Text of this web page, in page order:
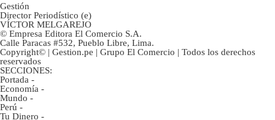
Gestión
Director Periodístico (e)
VÍCTOR MELGAREJO
© Empresa Editora El Comercio S.A.
Calle Paracas #532, Pueblo Libre, Lima.
Copyright© | Gestion.pe | Grupo El Comercio | Todos los derechos
reservados
SECCIONES:
Portada -
Economía -
Mundo -
Perú -
Tu Dinero -